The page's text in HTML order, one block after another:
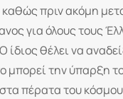
πριν ακόμη
για όλους τους
θέλει να
μπορεί την ύπαρξη
πέρατα του